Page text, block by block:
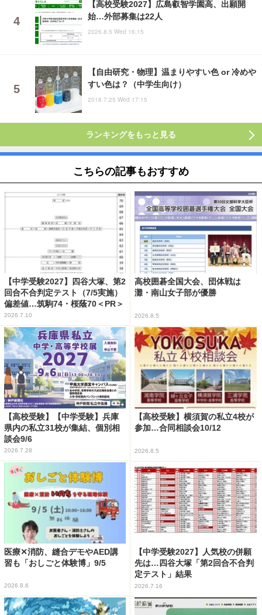
【高校受験2027】広島叡智学園高、出願開
始…外部募集は22人
2026.8.5 Wed 16:15
【自由研究・物理】温まりやすい色 or 冷めや
すい色は？（中学生向け）
2018.7.25 Wed 17:15
ランキングをもっと見る
こちらの記事もおすすめ
【中学受験2027】四谷大塚、第2
回合不合判定テスト（7/5実施）
偏差値…筑駒74・桜蔭70＜PR＞
2026.7.10
高校囲碁全国大会、団体戦は
灘・南山女子部が優勝
2026.8.5
【高校受験】【中学受験】兵庫
県内の私立31校が集結、個別相
談会9/6
2026.7.28
【高校受験】横須賀の私立4校が
参加…合同相談会10/12
2026.8.5
医療✕消防、縫合デモやAED講
習も「おしごと体験博」9/5
2026.8.6
【中学受験2027】人気校の併願
先は…四谷大塚「第2回合不合判
定テスト」結果
2026.7.16